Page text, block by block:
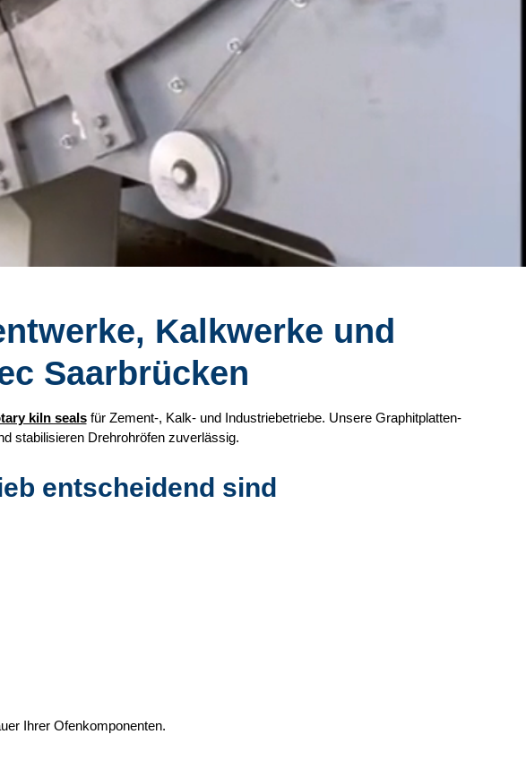
Kalkwerke und
Saarbrücken
kiln sealsfür Zement-, Kalk- und Industriebetriebe. Unsere Graphitplatten-
stabilisieren Drehrohröfen zuverlässig.
entscheidend sind
Ihrer Ofenkomponenten.